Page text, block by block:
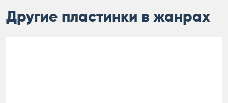
Другие пластинки в жанрах